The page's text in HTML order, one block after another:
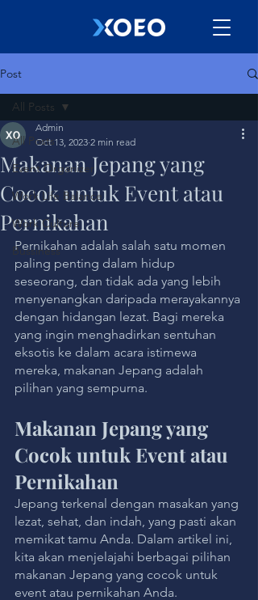
Post
All Posts
Event Organizer
Work Life Balance
Work Culture
Bussiness
All Posts
Makanan Jepang yang
Cocok untuk Event atau
Pernikahan
Admin
Oct 13, 2023 2 min read
Pernikahan adalah salah satu momen
paling penting dalam hidup
seseorang, dan tidak ada yang lebih
menyenangkan daripada merayakannya
dengan hidangan lezat. Bagi mereka
yang ingin menghadirkan sentuhan
eksotis ke dalam acara istimewa
mereka, makanan Jepang adalah
pilihan yang sempurna.
Makanan Jepang yang
Cocok untuk Event atau
Pernikahan
Jepang terkenal dengan masakan yang
lezat, sehat, dan indah, yang pasti akan
memikat tamu Anda. Dalam artikel ini,
kita akan menjelajahi berbagai pilihan
makanan Jepang yang cocok untuk
event atau pernikahan Anda.